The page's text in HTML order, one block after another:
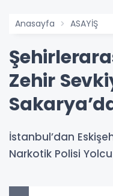
Anasayfa ASAYİŞ
Zehir
İstanbul’dan
Narkotik Polisi